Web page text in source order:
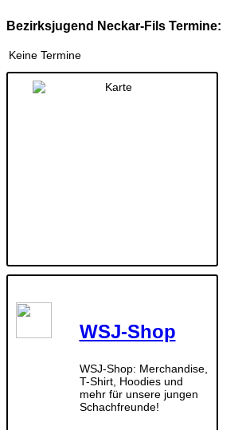
Bezirksjugend Neckar-Fils Termine:
Keine Termine
WSJ-Shop
WSJ-Shop: Merchandise,
T-Shirt, Hoodies und
mehr für unsere jungen
Schachfreunde!